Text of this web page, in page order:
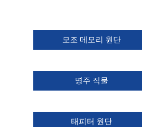
모조 메모리 원단
명주 직물
태피터 원단